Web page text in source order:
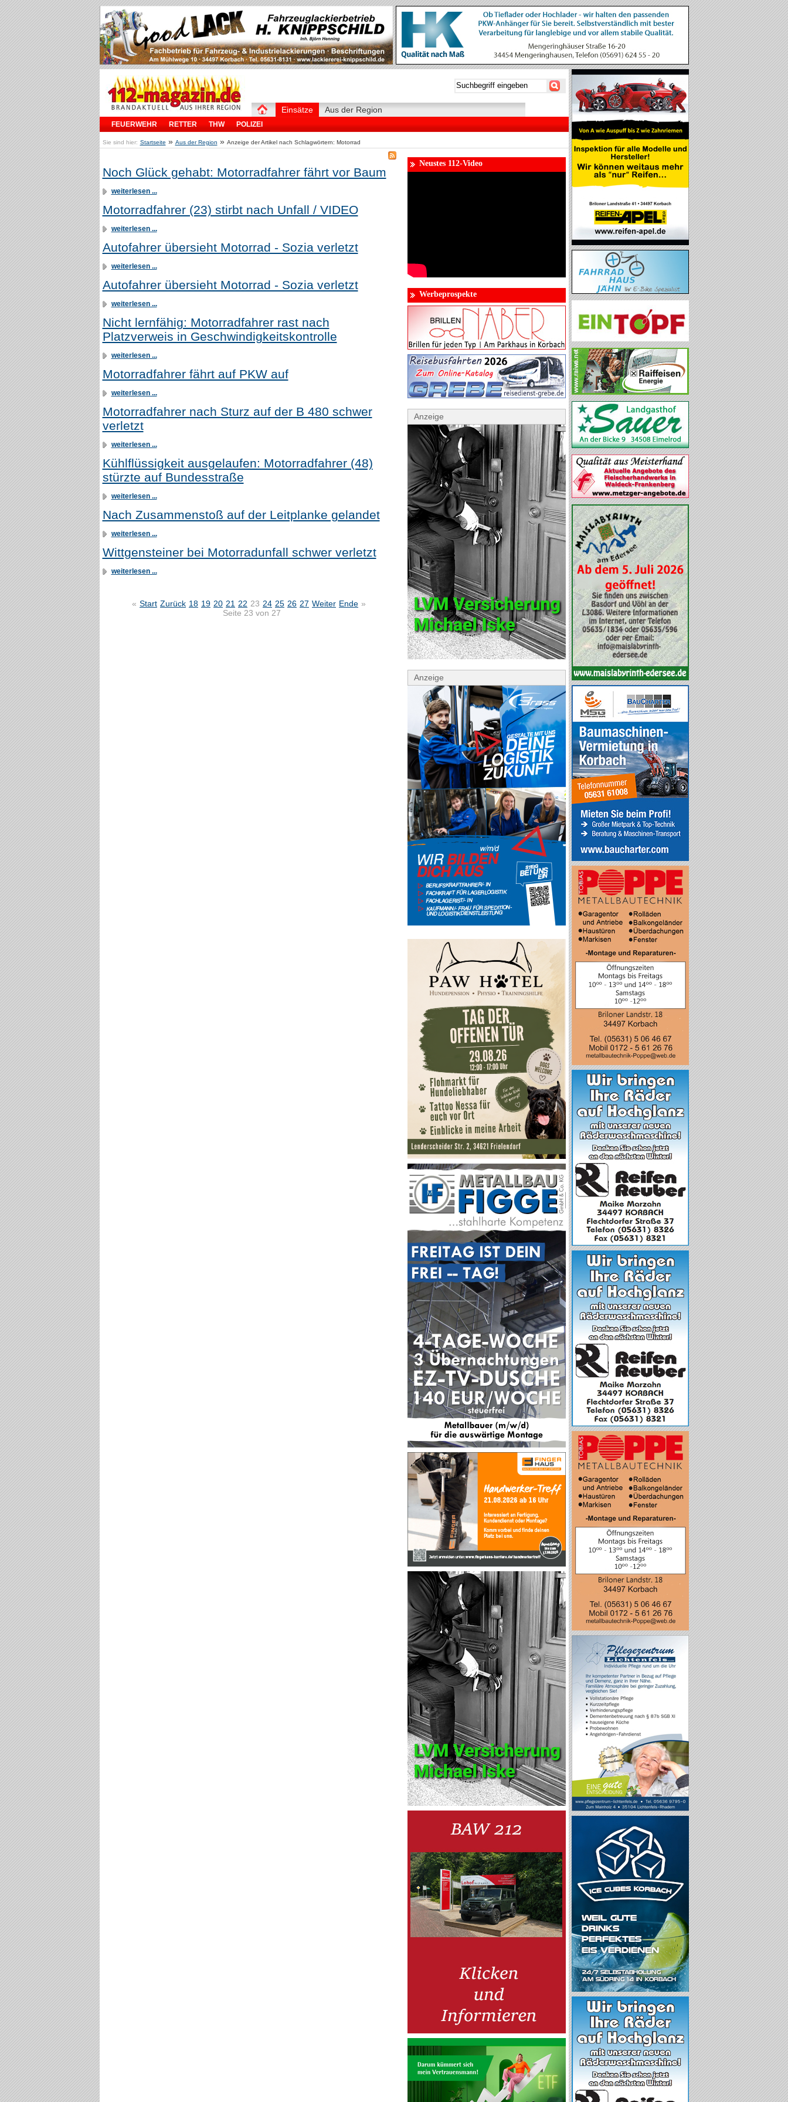
Einsätze
FEUERWEHR RETTER THW POLIZEI
Aus der Region
Sie sind hier: Startseite » Aus der Region » Anzeige der Artikel nach Schlagwörtern: Motorrad
Noch Glück gehabt: Motorradfahrer fährt vor Baum
weiterlesen ...
Motorradfahrer (23) stirbt nach Unfall / VIDEO
weiterlesen ...
Autofahrer übersieht Motorrad - Sozia verletzt
weiterlesen ...
Autofahrer übersieht Motorrad - Sozia verletzt
weiterlesen ...
Nicht lernfähig: Motorradfahrer rast nach
Platzverweis in Geschwindigkeitskontrolle
weiterlesen ...
Motorradfahrer fährt auf PKW auf
weiterlesen ...
Motorradfahrer nach Sturz auf der B 480 schwer
verletzt
weiterlesen ...
Kühlflüssigkeit ausgelaufen: Motorradfahrer (48)
stürzte auf Bundesstraße
weiterlesen ...
Nach Zusammenstoß auf der Leitplanke gelandet
weiterlesen ...
Wittgensteiner bei Motorradunfall schwer verletzt
weiterlesen ...
« Start Zurück 18 19 20 21 22 23 24 25 26 27 Weiter Ende »
Seite 23 von 27
Neustes 112-Video
Werbeprospekte
Anzeige
Anzeige